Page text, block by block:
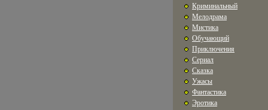
Криминальный
Мелодрама
Мистика
Обучающий
Приключения
Сериал
Сказка
Ужасы
Фантастика
Эротика